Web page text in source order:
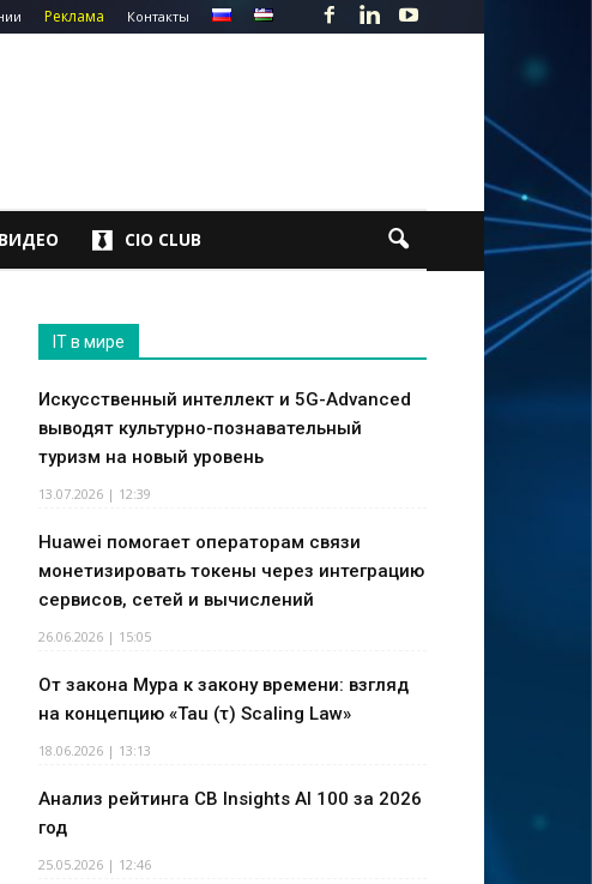
Реклама Контакты
ВИДЕО CIO CLUB
IT в мире
Искусственный интеллект и 5G-Advanced
выводят культурно-познавательный
туризм на новый уровень
13.07.2026 | 12:39
Huawei помогает операторам связи
монетизировать токены через интеграцию
сервисов, сетей и вычислений
26.06.2026 | 15:05
От закона Мура к закону времени: взгляд
на концепцию «Tau (τ) Scaling Law»
18.06.2026 | 13:13
Анализ рейтинга CB Insights AI 100 за 2026
год
25.05.2026 | 12:46